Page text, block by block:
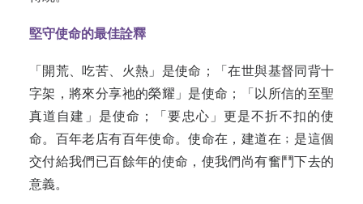
堅守使命的最佳詮釋
「開荒、吃苦、火熱」是使命；「在世與基督同背十
字架，將來分享祂的榮耀」是使命；「以所信的至聖
真道自建」是使命；「要忠心」更是不折不扣的使
命。百年老店有百年使命。使命在，建道在﹔是這個
交付給我們已百餘年的使命，使我們尚有奮鬥下去的
意義。